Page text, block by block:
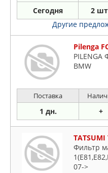
Сегодня 2
Другие
Pilenga
PILENGA
BMW
Поставка
1 дн. +
TATSUMI
Фильтр
07->